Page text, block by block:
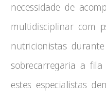
necessidade de
multidisciplinar com
nutricionistas
sobrecarregaria a
estes especialistas